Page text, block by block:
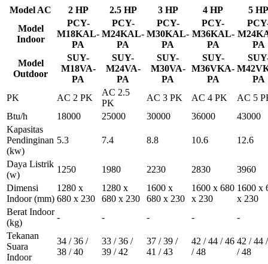
Model AC 2 HP 2.5 HP 3 HP 4 HP
5 HP
Model
Indoor
PCY-
M18KAL-
PA
PCY-
M24KAL-
PA
PCY-
M30KAL-
PA
PCY-
M36KAL-
PA
PA
Model
Outdoor
SUY-
M18VA-
PA
SUY-
M24VA-
PA
SUY-
M30VA-
PA
SUY-
M36VKA-
PA
PA
PK
AC 2 PK
AC 2.5
PK
AC 3 PK AC 4 PK
AC 5
Btu/h
18000 25000 30000 36000
43000
Kapasitas
Pendinginan
(kw)
5.3 7.4 8.8 10.6 12.6
Daya Listrik
(w)
1250 1980 2230 2830
3960
Dimensi
Indoor(mm)
1280 x
680 x 230
1280 x
680 x 230
1600 x
680 x 230
1600 x 680
x 230
1600 x
x 230
Berat Indoor
(kg)
- - - -
-
Tekanan
Suara
Indoor
34 / 36 /
38 / 40
33 / 36 /
39 / 42
37 / 39 /
41 / 43
42 / 44 / 46
/ 48
42 / 44
/ 48